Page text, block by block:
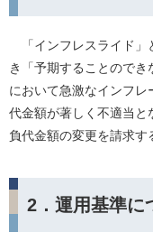
「インフレスライド」
き「予期することので
において急激なインフレ
代金額が著しく不適当
負代金額の変更を請求す
2．運用基準に